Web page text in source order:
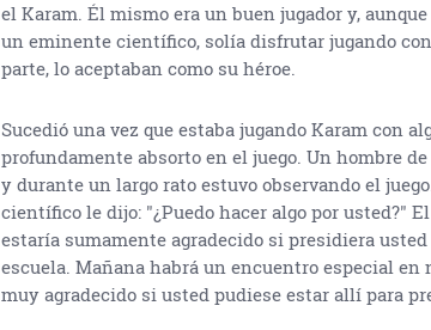
el Karam. Él mismo era un buen jugador y,
un eminente científico, solía disfrutar jugando
parte, lo aceptaban como su héroe.
Sucedió una vez que estaba jugando Karam con
profundamente absorto en el juego. Un hombre
y durante un largo rato estuvo observando el
científico le dijo: "¿Puedo hacer algo por usted?"
estaría sumamente agradecido si presidiera
escuela. Mañana habrá un encuentro especial en
muy agradecido si usted pudiese estar allí para